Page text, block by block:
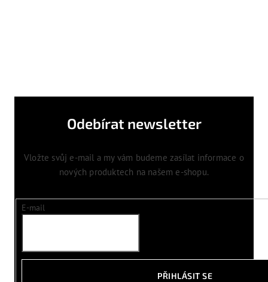
Odebírat newsletter
Vložte svůj e-mail a my vám budeme zasílat informace o
nových produktech na našem e-shopu.
E-mail
PŘIHLÁSIT SE